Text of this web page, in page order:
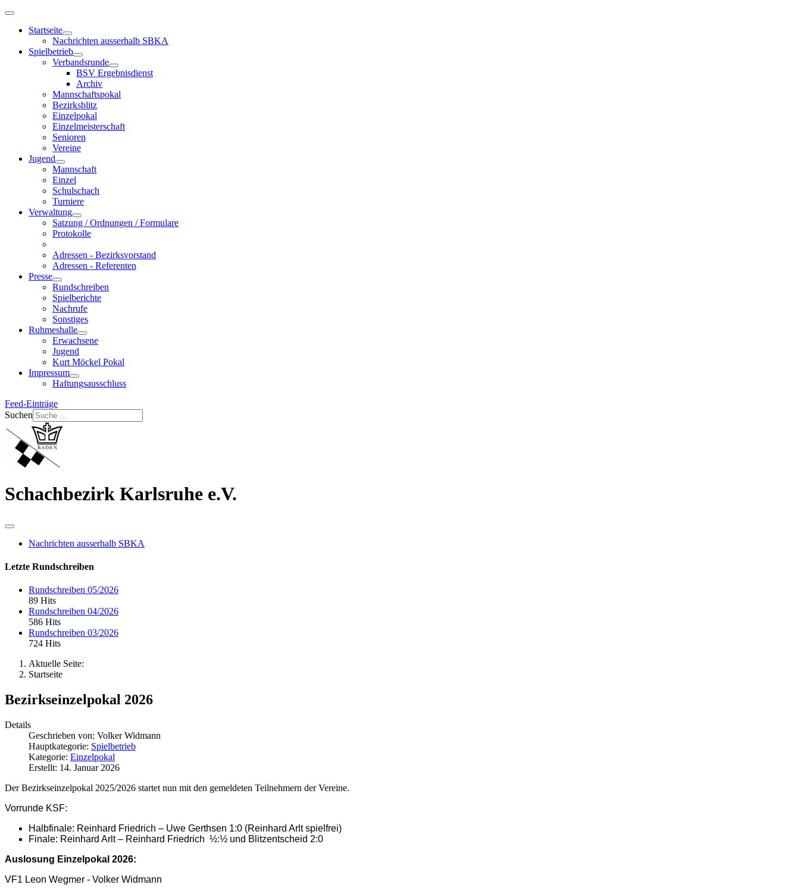
Startseite
Nachrichten ausserhalb SBKA
Spielbetrieb
Verbandsrunde
BSV Ergebnisdienst
Archiv
Mannschaftspokal
Bezirksblitz
Einzelpokal
Einzelmeisterschaft
Senioren
Vereine
Jugend
Mannschaft
Einzel
Schulschach
Turniere
Verwaltung
Satzung / Ordnungen / Formulare
Protokolle
Adressen - Bezirksvorstand
Adressen - Referenten
Presse
Rundschreiben
Spielberichte
Nachrufe
Sonstiges
Ruhmeshalle
Erwachsene
Jugend
Kurt Möckel Pokal
Impressum
Haftungsausschluss
Feed-Einträge
Suchen
Schachbezirk Karlsruhe e.V.
Nachrichten ausserhalb SBKA
Letzte Rundschreiben
Rundschreiben 05/2026
89 Hits
Rundschreiben 04/2026
586 Hits
Rundschreiben 03/2026
724 Hits
Aktuelle Seite:
Startseite
Bezirkseinzelpokal 2026
Details
Geschrieben von: Volker Widmann
Hauptkategorie: Spielbetrieb
Kategorie: Einzelpokal
Erstellt: 14. Januar 2026
Der Bezirkseinzelpokal 2025/2026 startet nun mit den gemeldeten Teilnehmern der Vereine.
Vorrunde KSF:
Halbfinale: Reinhard Friedrich – Uwe Gerthsen 1:0 (Reinhard Arlt spielfrei)
Finale: Reinhard Arlt – Reinhard Friedrich ½:½ und Blitzentscheid 2:0
Auslosung Einzelpokal 2026:
VF1 Leon Wegmer - Volker Widmann